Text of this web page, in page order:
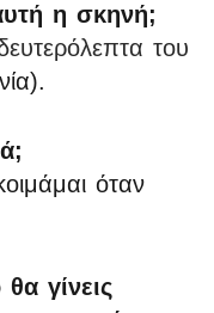
η σκηνή;
του
όταν
γίνεις